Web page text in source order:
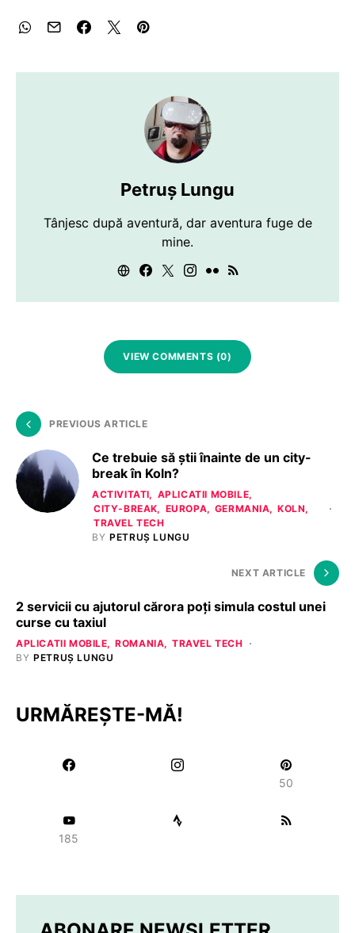
Petruș Lungu
Tânjesc după aventură, dar aventura fuge de
mine.
VIEW COMMENTS (0)
PREVIOUS ARTICLE
Ce trebuie să știi înainte de un city-
break în Koln?
ACTIVITATI
APLICATII MOBILE
CITY-BREAK
EUROPA GERMANIA
KOLN
TRAVEL TECH
BY PETRUȘ LUNGU
NEXT ARTICLE
2 servicii cu ajutorul cărora poți simula costul unei
curse cu taxiul
APLICATII MOBILE ROMANIA
TRAVEL TECH
BY PETRUȘ LUNGU
URMĂREȘTE-MĂ!
50
185